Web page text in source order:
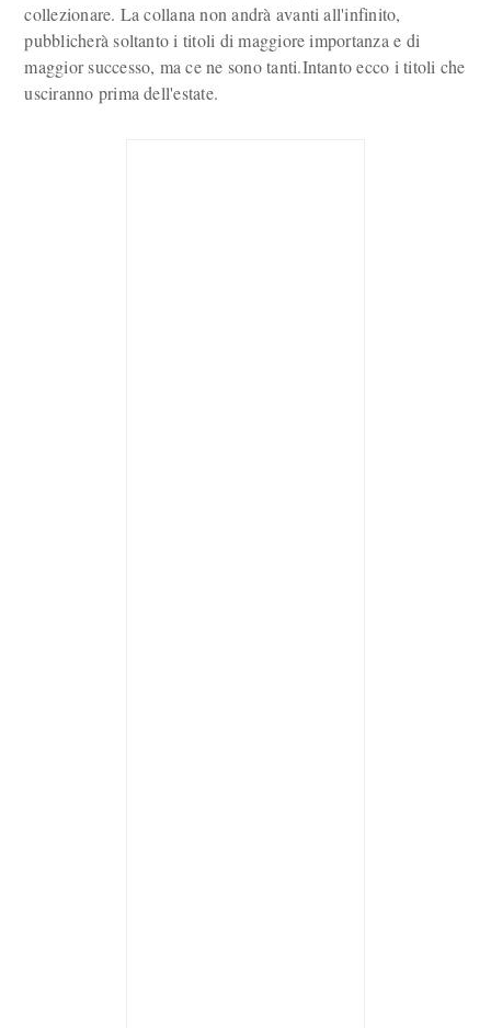
collezionare. La collana non andrà avanti all'infinito,
pubblicherà soltanto i titoli di maggiore importanza e di
maggior successo, ma ce ne sono tanti.Intanto ecco i titoli che
usciranno prima dell'estate.